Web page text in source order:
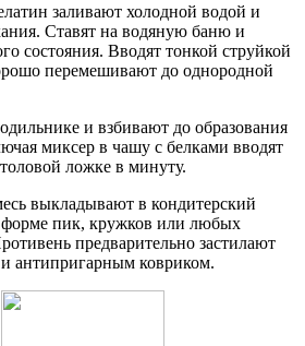
заливают холодной водой и
Ставят на водяную баню и
состояния. Вводят тонкой струйкой
перемешивают до однородной
и взбивают до образования
миксер в чашу с белками вводят
ложке в минуту.
выкладывают в кондитерский
пик, кружков или любых
предварительно застилают
антипригарным ковриком.